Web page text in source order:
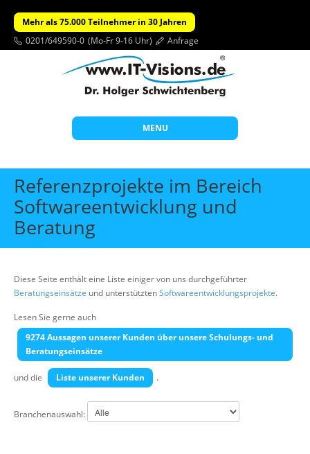
Mehr als 75.000 Teilnehmer in 30 Jahren
0201/649590-0 (Mo-Fr 9-16 Uhr) Anfrage
MENU
Start
Themen
Wissen
Über uns
Referenzprojekte im Bereich
Softwareentwicklung und
Beratung
Diese Seite enthält eine Liste einiger von uns durchgeführter
Beratungseinsätze und unterstütztenSoftwareentwicklungsprojekte.
Lesen Sie gerne auch
9274 Aussagen unserer Kunden über unsere Schulungs- und
Beratungseinsätze
und die Liste unserer Kunden .
Branchenauswahl: